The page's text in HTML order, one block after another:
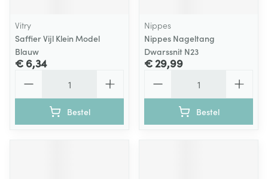
Vitry
Saffier Vijl Klein Model
Blauw
€ 6,34
Bestel
Nippes
Nippes Nageltang
Dwarssnit N23
€ 29,99
Bestel